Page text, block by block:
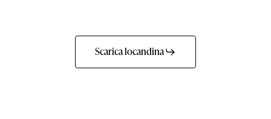
Scarica locandina